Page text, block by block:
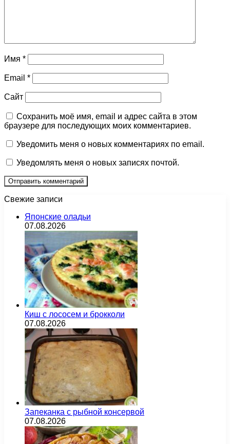
Имя *
Email *
Сайт
Сохранить моё имя, email и адрес сайта в этом
браузере для последующих моих комментариев.
Уведомить меня о новых комментариях по email.
Уведомлять меня о новых записях почтой.
Свежие записи
Японские оладьи
07.08.2026
Киш с лососем и брокколи
07.08.2026
Запеканка с рыбной консервой
07.08.2026